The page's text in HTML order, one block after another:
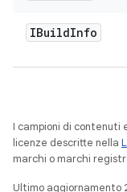
IBuildInfo
I campioni di contenuti
licenze descritte nella
marchi o marchi
Ultimo aggiornamento